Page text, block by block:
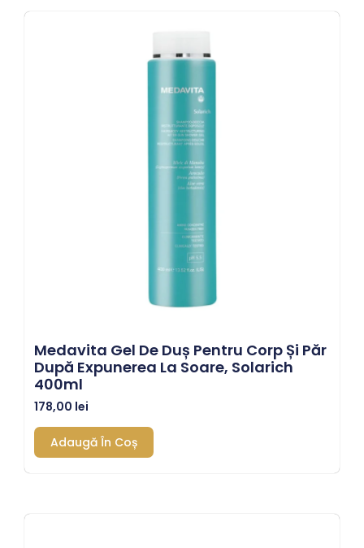
Medavita Gel De Duș Pentru Corp Și Păr
După Expunerea La Soare, Solarich
400ml
178,00 lei
Adaugă În Coș